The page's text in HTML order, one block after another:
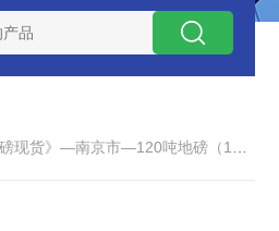
一台16米100吨地磅多少钱？
磅现货》—南京市—120吨地磅（15米）